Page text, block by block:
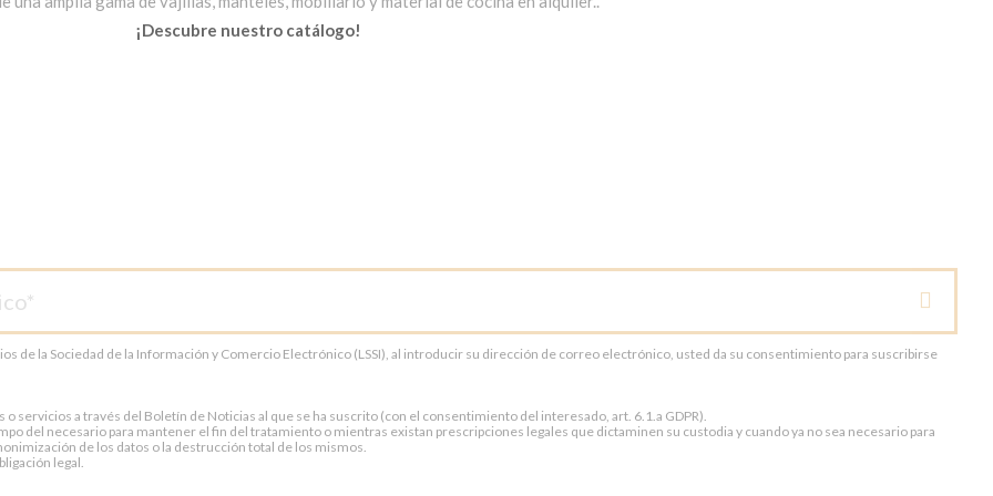
¡Descubre nuestro catálogo!
de la Sociedad de la Información y Comercio Electrónico (LSSI), al introducir su dirección de correo electrónico, usted da su consentimiento para suscribirse
servicios a través del Boletín de Noticias al que se ha suscrito (con el consentimiento del interesado, art. 6.1.a GDPR).
del necesario para mantener el fin del tratamiento o mientras existan prescripciones legales que dictaminen su custodia y cuando ya no sea necesario para
de los datos o la destrucción total de los mismos.
legal.